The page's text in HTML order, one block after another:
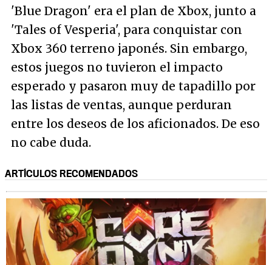
'Blue Dragon' era el plan de Xbox, junto a
'Tales of Vesperia', para conquistar con
Xbox 360 terreno japonés. Sin embargo,
estos juegos no tuvieron el impacto
esperado y pasaron muy de tapadillo por
las listas de ventas, aunque perduran
entre los deseos de los aficionados. De eso
no cabe duda.
ARTÍCULOS RECOMENDADOS